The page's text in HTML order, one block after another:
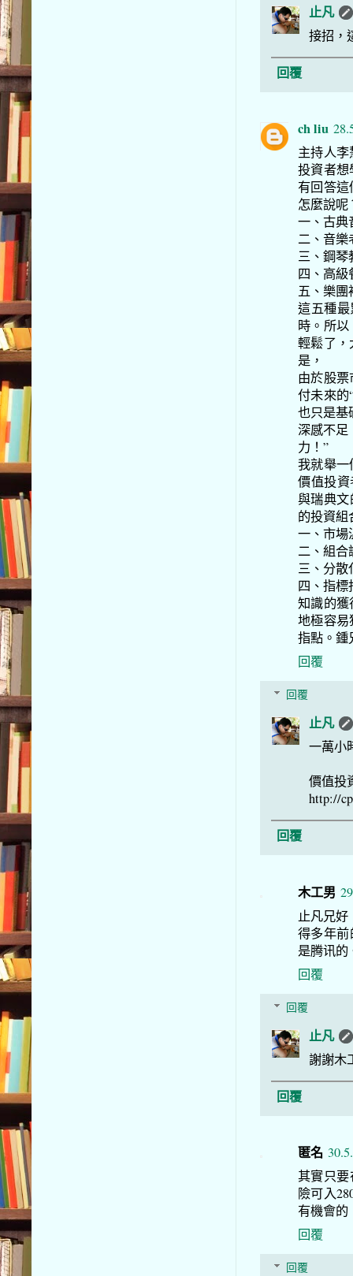
止凡
接招，
回覆
ch liu
主持人
投資者
有回答
怎麼說呢
一、古典
二、音樂
三、鋼琴
四、高級
五、樂團
這五種
時。所
輕鬆了
是，
由於股
付未來的
也只是基
深感不足
力！”
我就舉
價值投
與瑞典
的投資組
一、市場
二、組合
三、分散
四、指標
知識的獲
地極容
指點。鍾
回覆
回覆
止凡
一萬小
價值投
http://
回覆
木工男
止凡兄
得多年
是腾讯的
回覆
回覆
止凡
謝謝木
回覆
匿名
其實只要
險可入
有機會的
回覆
回覆